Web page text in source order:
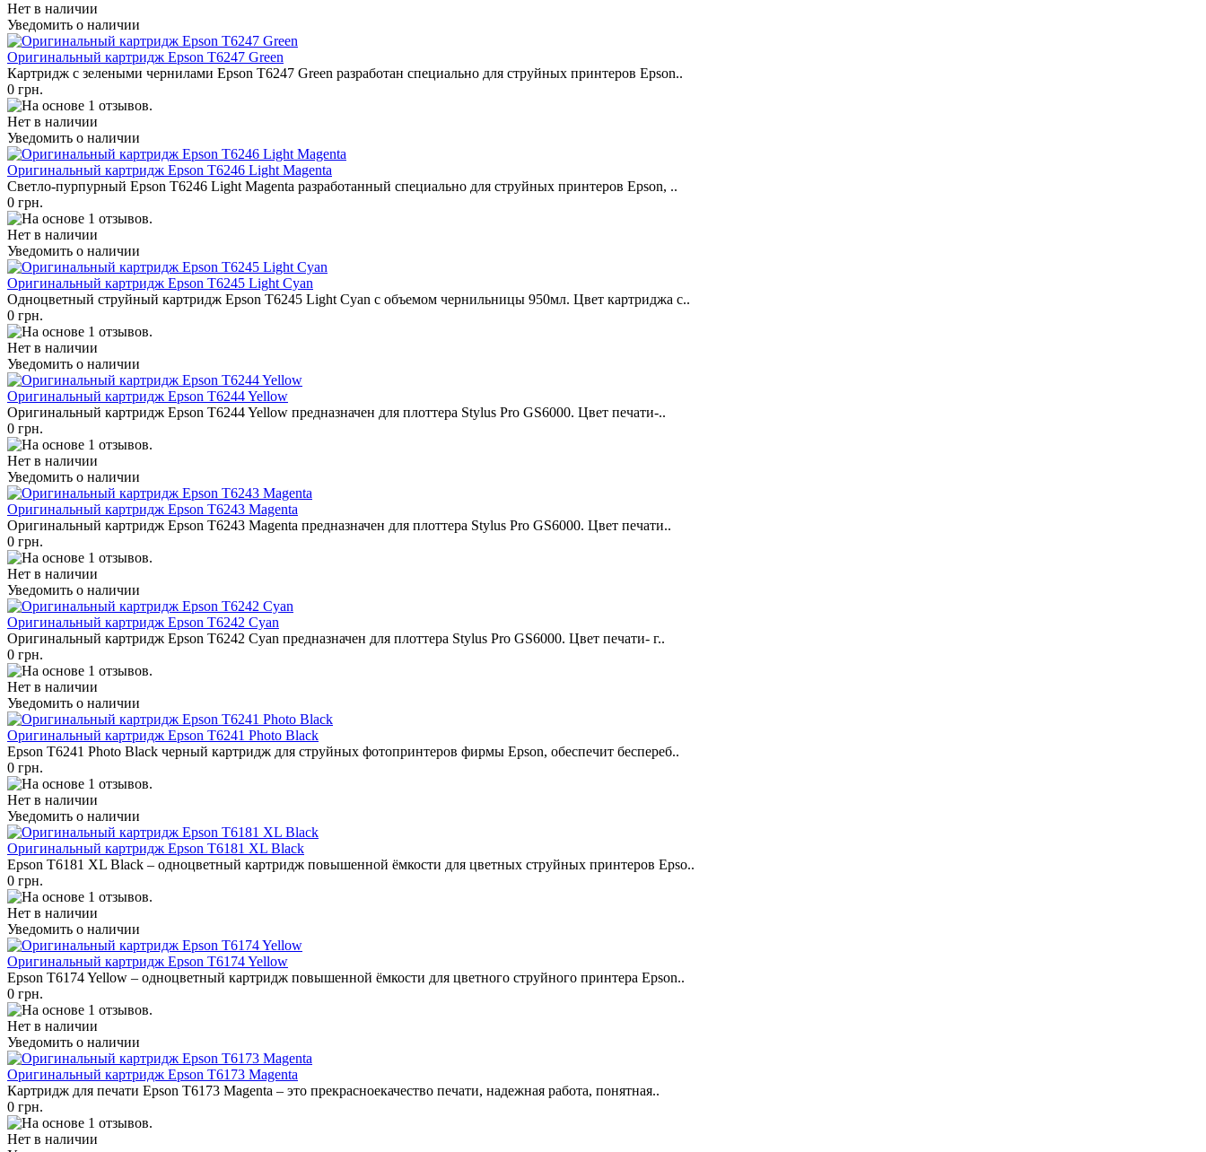
Нет в наличии
Уведомить о наличии
Оригинальный картридж Epson T6247 Green
Картридж с зелеными чернилами Epson T6247 Green разработан специально для струйных принтеров Epson..
0 грн.
Нет в наличии
Уведомить о наличии
Оригинальный картридж Epson T6246 Light Magenta
Светло-пурпурный Epson T6246 Light Magenta разработанный специально для струйных принтеров Epson, ..
0 грн.
Нет в наличии
Уведомить о наличии
Оригинальный картридж Epson T6245 Light Cyan
Одноцветный струйный картридж Epson T6245 Light Cyan с объемом чернильницы 950мл. Цвет картриджа с..
0 грн.
Нет в наличии
Уведомить о наличии
Оригинальный картридж Epson T6244 Yellow
Оригинальный картридж Epson T6244 Yellow предназначен для плоттера Stylus Pro GS6000. Цвет печати-..
0 грн.
Нет в наличии
Уведомить о наличии
Оригинальный картридж Epson T6243 Magenta
Оригинальный картридж Epson T6243 Magenta предназначен для плоттера Stylus Pro GS6000. Цвет печати..
0 грн.
Нет в наличии
Уведомить о наличии
Оригинальный картридж Epson T6242 Cyan
Оригинальный картридж Epson T6242 Cyan предназначен для плоттера Stylus Pro GS6000. Цвет печати- г..
0 грн.
Нет в наличии
Уведомить о наличии
Оригинальный картридж Epson T6241 Photo Black
Epson T6241 Photo Black черный картридж для струйных фотопринтеров фирмы Epson, обеспечит беспереб..
0 грн.
Нет в наличии
Уведомить о наличии
Оригинальный картридж Epson T6181 XL Black
Epson T6181 XL Black – одноцветный картридж повышенной ёмкости для цветных струйных принтеров Epso..
0 грн.
Нет в наличии
Уведомить о наличии
Оригинальный картридж Epson T6174 Yellow
Epson T6174 Yellow – одноцветный картридж повышенной ёмкости для цветного струйного принтера Epson..
0 грн.
Нет в наличии
Уведомить о наличии
Оригинальный картридж Epson T6173 Magenta
Картридж для печати Epson T6173 Magenta – это прекрасноекачество печати, надежная работа, понятная..
0 грн.
Нет в наличии